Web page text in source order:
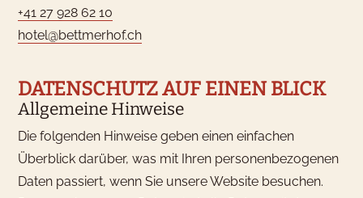
+41 27 928 62 10
hotel@bettmerhof.ch
DATENSCHUTZ AUF EINEN BLICK
Allgemeine Hinweise
Die folgenden Hinweise geben einen einfachen
Überblick darüber, was mit Ihren personenbezogenen
Daten passiert, wenn Sie unsere Website besuchen.